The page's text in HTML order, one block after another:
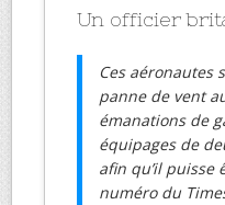
Un officier
Ces aéronautes
panne de vent
émanations de
équipages de
afin qu’il puisse
numéro du